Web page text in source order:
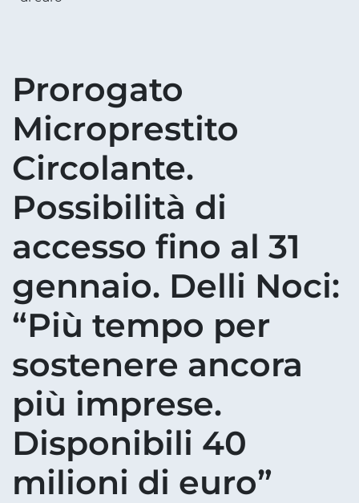
Prorogato
Microprestito
Circolante.
Possibilità di
accesso fino al 31
gennaio. Delli Noci:
“Più tempo per
sostenere ancora
più imprese.
Disponibili 40
milioni di euro”